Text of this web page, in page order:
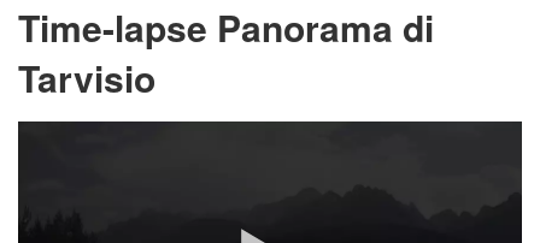
Time-lapse Panorama di
Tarvisio